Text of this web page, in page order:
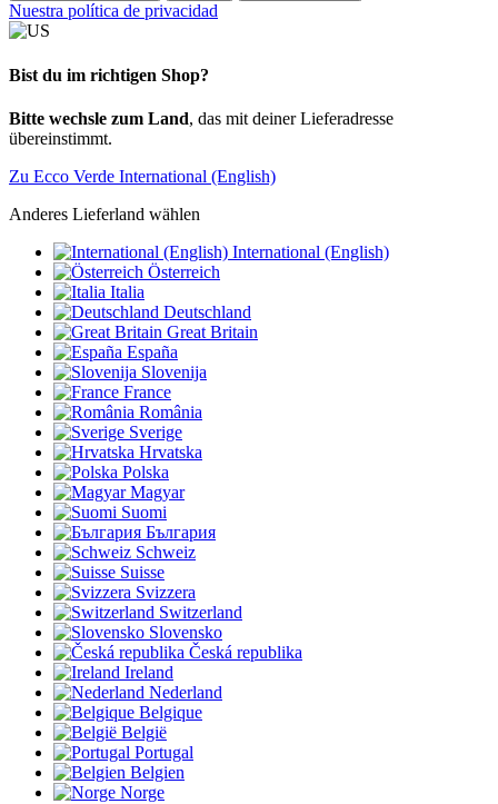
Nuestra política de privacidad
Bist du im richtigen Shop?
Bitte wechsle zum Land, das mit deiner Lieferadresse
übereinstimmt.
Zu Ecco Verde International (English)
Anderes Lieferland wählen
International (English)
Österreich
Italia
Deutschland
Great Britain
España
Slovenija
France
România
Sverige
Hrvatska
Polska
Magyar
Suomi
България
Schweiz
Suisse
Svizzera
Switzerland
Slovensko
Česká republika
Ireland
Nederland
Belgique
België
Portugal
Belgien
Norge